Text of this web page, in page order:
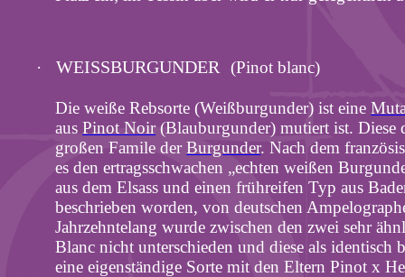
· WEISSBURGUNDER (Pinot blanc)
Die weiße Rebsorte (Weißburgunder) ist eine
ausPinot Noir(Blauburgunder) mutiert ist. Diese
großenFamile derBurgunder. Nach dem
es den ertragsschwachen „echten weißen
aus dem Elsass und einen frühreifen Typ aus
beschrieben worden, von deutschen
Jahrzehntelang wurde zwischen den zwei sehr
Blanc nicht unterschieden und diese als identisch
eine eigenständige Sorte mit den Eltern Pinot x